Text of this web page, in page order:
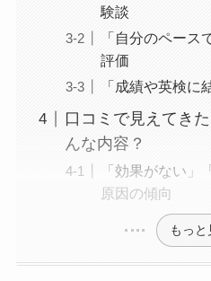
験談
「自分のペース
評価
「成績や英検に
口コミで見えてき
んな内容？
「効果がない」
原因の傾向
もっと